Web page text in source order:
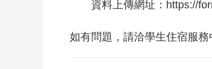
資料上傳網址：https://
如有問題，請洽學生住宿服